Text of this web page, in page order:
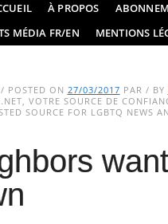
menu
À PROPOS
MÉDIA FR/EN
MENTIONS
POSTED ON 27/03/2017 PAR / BY
VOTRE SOURCE DE
SOURCE FOR LGBTQ NEWS